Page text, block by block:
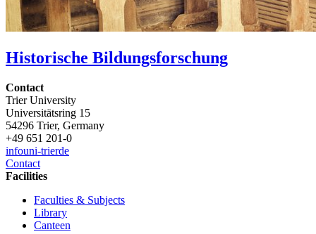
Historische Bildungsforschung
Contact
Trier University
Universitätsring 15
54296 Trier, Germany
+49 651 201-0
infouni-trierde
Contact
Facilities
Faculties & Subjects
Library
Canteen